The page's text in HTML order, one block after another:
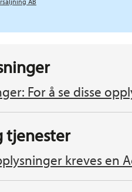
For å se disse
tjenester
kreves en